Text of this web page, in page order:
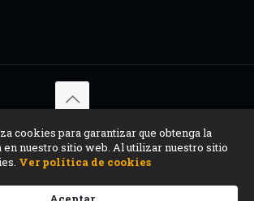
cookies para garantizar que obtenga la
nuestro sitio web. Al utilizar nuestro sitio
Ver política de cookies
Copyright. IDINNOV S.A.S - Todos los
reservados, info@idinnov.com